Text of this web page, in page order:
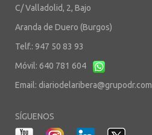
C/ Valladolid, 2, Bajo
Aranda de Duero (Burgos)
Telf.: 947 50 83 93
Móvil: 640 781 604
Email: diariodelaribera@grupodr.com
SÍGUENOS